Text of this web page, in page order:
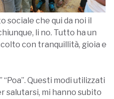
sociale che qui da noi il
li no. Tutto ha un
con tranquillità, gioia e
“Poa”. Questi modi utilizzati
salutarsi, mi hanno subito